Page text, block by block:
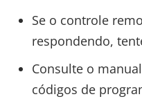
Se o controle
respondendo,
Consulte o
códigos de